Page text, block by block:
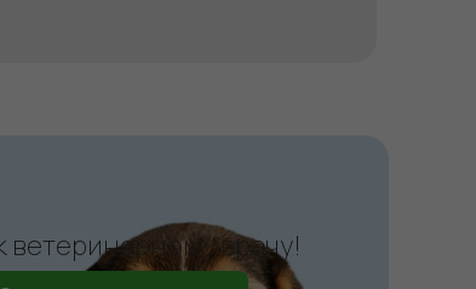
врачу!